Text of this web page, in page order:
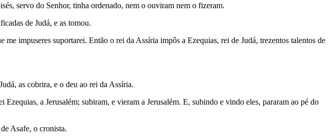
servo do Senhor, tinha ordenado, nem o ouviram nem o fizeram.
de Judá, e as tomou.
impuseres suportarei. Então o rei da Assíria impôs a Ezequias, rei de Judá, trezentos talentos de
as cobrira, e o deu ao rei da Assíria.
a Jerusalém; subiram, e vieram a Jerusalém. E, subindo e vindo eles, pararam ao pé do
Asafe, o cronista.